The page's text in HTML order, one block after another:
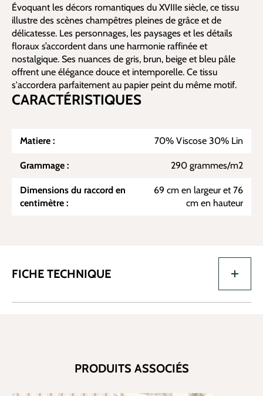
Évoquant les décors romantiques du XVIIIe siècle, ce tissu
illustre des scènes champêtres pleines de grâce et de
délicatesse. Les personnages, les paysages et les détails
floraux s’accordent dans une harmonie raffinée et
nostalgique. Ses nuances de gris, brun, beige et bleu pâle
offrent une élégance douce et intemporelle. Ce tissu
s'accordera parfaitement au papier peint du même motif.
CARACTÉRISTIQUES
Matiere : 70% Viscose 30% Lin
Grammage : 290 grammes/m2
Dimensions du raccord en
centimètre :
69 cm en largeur et 76
cm en hauteur
FICHE TECHNIQUE
PRODUITS ASSOCIÉS